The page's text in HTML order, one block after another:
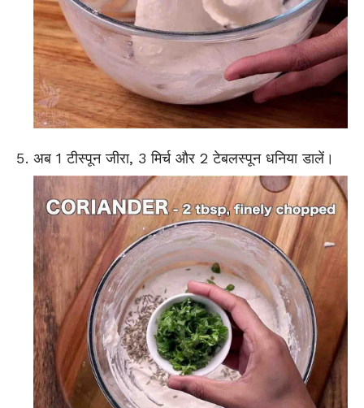
अब 1 टीस्पून जीरा, 3 मिर्च और 2 टेबलस्पून धनिया डालें।